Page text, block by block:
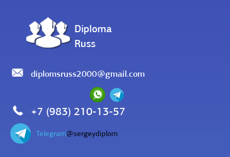
Diploma
Russ
diplomsruss2000@gmail.com
+7 (983) 210-13-57
Telegram@sergeydiplom